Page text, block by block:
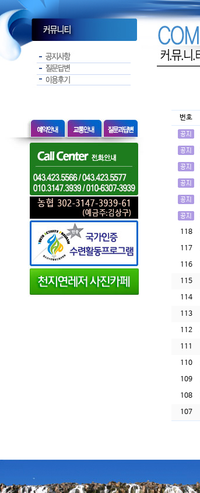
번호
118
117
116
115
114
113
112
111
110
109
108
107